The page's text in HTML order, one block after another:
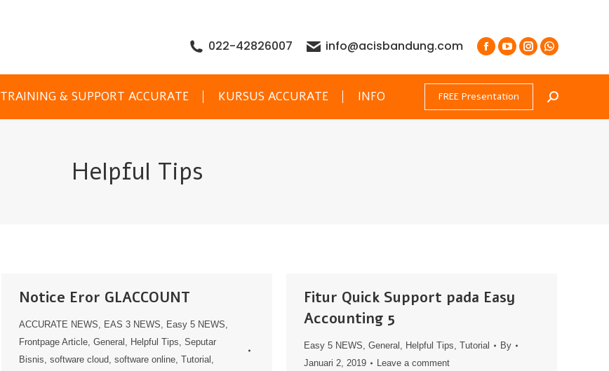
022-42826007 info@acisbandung.com
TRAINING & SUPPORT ACCURATE KURSUS ACCURATE INFO FREE Presentation Search:
Helpful Tips
Notice Eror GLACCOUNT
ACCURATE NEWS, EAS 3 NEWS, Easy 5 NEWS,
Frontpage Article, General , Helpful Tips, Seputar
Bisnis, software cloud, software online, Tutorial ,
Fitur Quick Support pada Easy
Accounting 5
Easy 5 NEWS, General , Helpful Tips, Tutorial
By
Januari 2, 2019
Leave a comment